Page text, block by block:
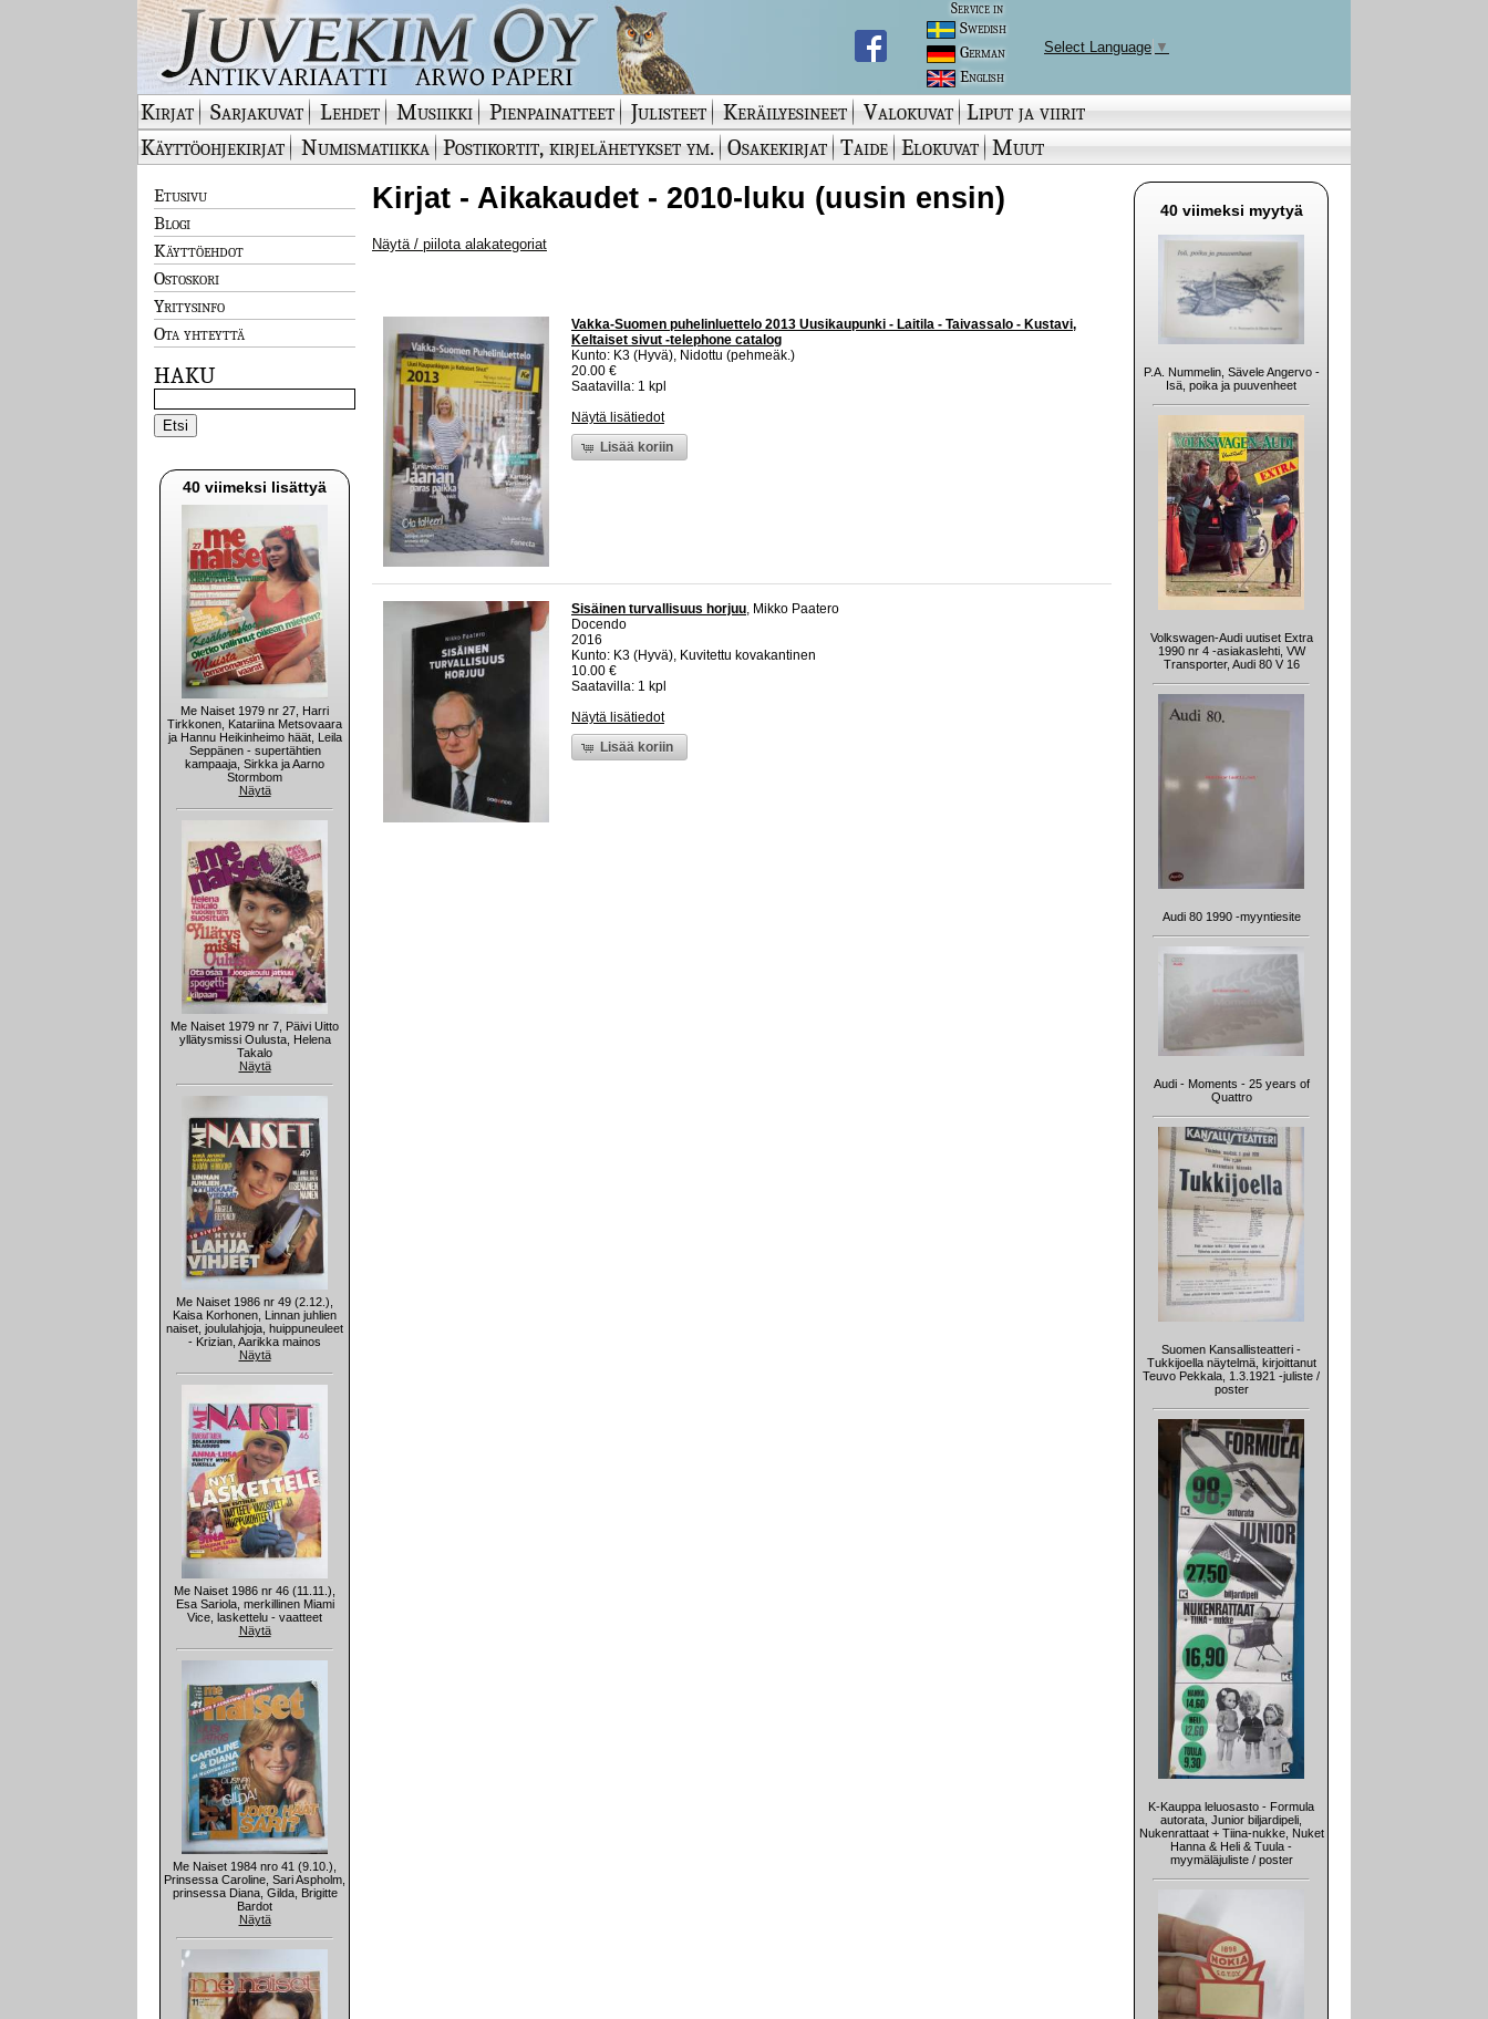
Service in
Swedish
German
English
Select Language ▼
Kirjat Sarjakuvat Lehdet Musiikki Pienpainatteet Julisteet Keräilyesineet Valokuvat Liput ja viirit
Käyttöohjekirjat
Numismatiikka Postikortit, kirjelähetykset ym. Osakekirjat Taide Elokuvat Muut
Etusivu
Blogi
Käyttöehdot
Ostoskori
Yritysinfo
Ota yhteyttä
HAKU
40 viimeksi lisättyä
Me Naiset 1979 nr 27, Harri
Tirkkonen, Katariina Metsovaara
ja Hannu Heikinheimo häät, Leila
Seppänen - supertähtien
kampaaja, Sirkka ja Aarno
Stormbom
Näytä
Me Naiset 1979 nr 7, Päivi Uitto
yllätysmissi Oulusta, Helena
Takalo
Näytä
Me Naiset 1986 nr 49 (2.12.),
Kaisa Korhonen, Linnan juhlien
naiset, joululahjoja, huippuneuleet
- Krizian, Aarikka mainos
Näytä
Me Naiset 1986 nr 46 (11.11.),
Esa Sariola, merkillinen Miami
Vice, laskettelu - vaatteet
Näytä
Me Naiset 1984 nro 41 (9.10.),
Prinsessa Caroline, Sari Aspholm,
prinsessa Diana, Gilda, Brigitte
Bardot
Näytä
Kirjat - Aikakaudet - 2010-luku (uusin ensin)
Näytä / piilota alakategoriat
Vakka-Suomen puhelinluettelo 2013 Uusikaupunki - Laitila - Taivassalo - Kustavi,
Keltaiset sivut -telephone catalog
Kunto: K3 (Hyvä), Nidottu (pehmeäk.)
20.00 €
Saatavilla: 1 kpl
Näytä lisätiedot
Lisää koriin
Sisäinen turvallisuus horjuu, Mikko Paatero
Docendo
2016
Kunto: K3 (Hyvä), Kuvitettu kovakantinen
10.00 €
Saatavilla: 1 kpl
Näytä lisätiedot
Lisää koriin
40 viimeksi myytyä
P.A. Nummelin, Sävele Angervo -
Isä, poika ja puuvenheet
Volkswagen-Audi uutiset Extra
1990 nr 4 -asiakaslehti, VW
Transporter, Audi 80 V 16
Audi 80 1990 -myyntiesite
Audi - Moments - 25 years of
Quattro
Suomen Kansallisteatteri -
Tukkijoella näytelmä, kirjoittanut
Teuvo Pekkala, 1.3.1921 -juliste /
poster
K-Kauppa leluosasto - Formula
autorata, Junior biljardipeli,
Nukenrattaat + Tiina-nukke, Nuket
Hanna & Heli & Tuula -
myymäläjuliste / poster